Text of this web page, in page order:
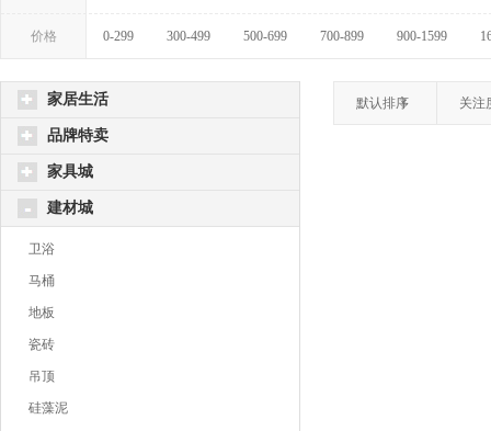
价格 0-299 300-499 500-699 700-899 900-1599
家居生活
品牌特卖
家具城
建材城
卫浴
马桶
地板
瓷砖
吊顶
硅藻泥
默认排序 关注